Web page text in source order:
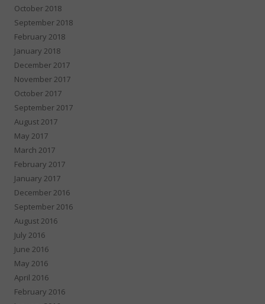
October 2018
September 2018
February 2018
January 2018
December 2017
November 2017
October 2017
September 2017
August 2017
May 2017
March 2017
February 2017
January 2017
December 2016
September 2016
August 2016
July 2016
June 2016
May 2016
April 2016
February 2016